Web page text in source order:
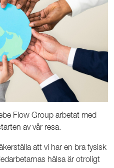
Flow Group arbetat med
av vår resa.
att vi har en bra fysisk
hälsa är otroligt